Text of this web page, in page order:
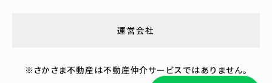
運営会社
※さかさま不動産は不動産仲介サービスではありません。